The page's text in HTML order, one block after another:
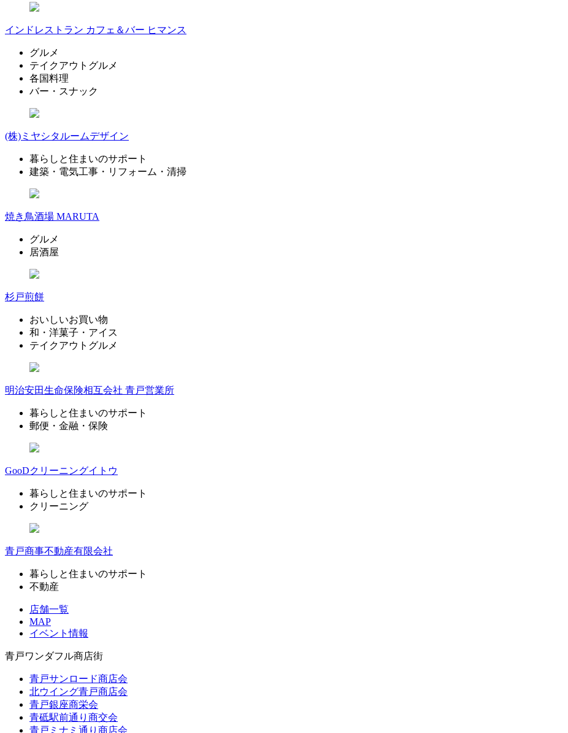
インドレストラン カフェ＆バー ヒマンス
グルメ
テイクアウトグルメ
各国料理
バー・スナック
(株)ミヤシタルームデザイン
暮らしと住まいのサポート
建築・電気工事・リフォーム・清掃
焼き鳥酒場 MARUTA
グルメ
居酒屋
杉戸煎餅
おいしいお買い物
和・洋菓子・アイス
テイクアウトグルメ
明治安田生命保険相互会社 青戸営業所
暮らしと住まいのサポート
郵便・金融・保険
GooDクリーニングイトウ
暮らしと住まいのサポート
クリーニング
青戸商事不動産有限会社
暮らしと住まいのサポート
不動産
店舗一覧
MAP
イベント情報
青戸ワンダフル商店街
青戸サンロード商店会
北ウイング青戸商店会
青戸銀座商栄会
青砥駅前通り商交会
青戸ミナミ通り商店会